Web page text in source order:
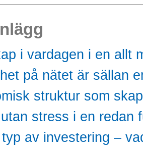
i vardagen i en allt
på nätet är sällan
struktur som
stress i en redan
av investering –